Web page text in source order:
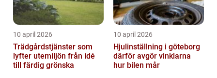
10 april 2026
Trädgårdstjänster som
lyfter utemiljön från idé
till färdig grönska
10 april 2026
Hjulinställning i göteborg
därför avgör vinklarna
hur bilen mår